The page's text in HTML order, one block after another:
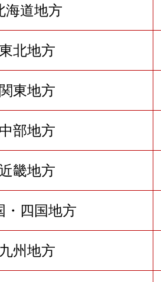
海道地方
東北地方
関東地方
中部地方
畿地方
・四国地方
九州地方